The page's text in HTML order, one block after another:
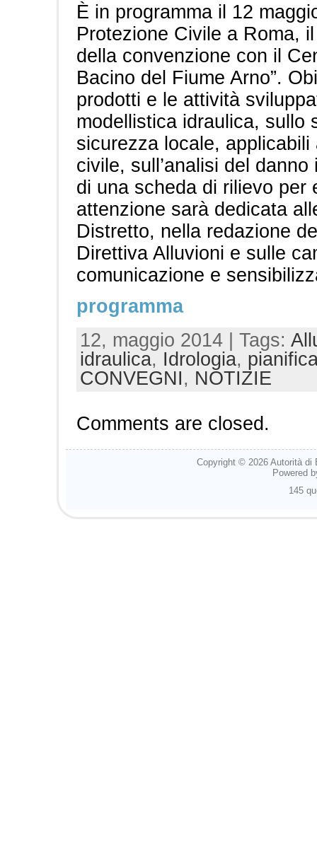
È in programma il 12
Protezione Civile a Roma,
della convenzione con il
Bacino del Fiume Arno”.
prodotti e le attività
modellistica idraulica, sullo
sicurezza locale,
civile, sull’analisi del
di una scheda di rilievo per
attenzione sarà dedicata
Distretto, nella redazione
Direttiva Alluvioni e sulle
comunicazione e
programma
12, maggio 2014 | Tags:
idraulica, Idrologia,
CONVEGNI, NOTIZIE
Comments are closed.
Copyright © 2026 Autorità di
Powered
145